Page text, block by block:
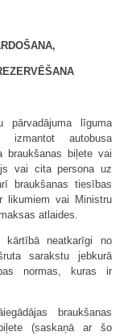
pārvadājuma līguma
autobusa
braukšanas biļete vai
vai cita persona uz
braukšanas tiesības
likumiem vai Ministru
atlaides.
kārtībā neatkarīgi no
sarakstu jebkurā
normas, kuras ir
braukšanas
(saskaņā ar šo